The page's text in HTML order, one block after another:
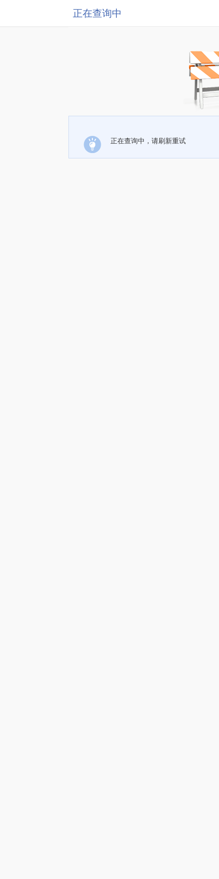
正在查询中
正在查询中，请刷新重试